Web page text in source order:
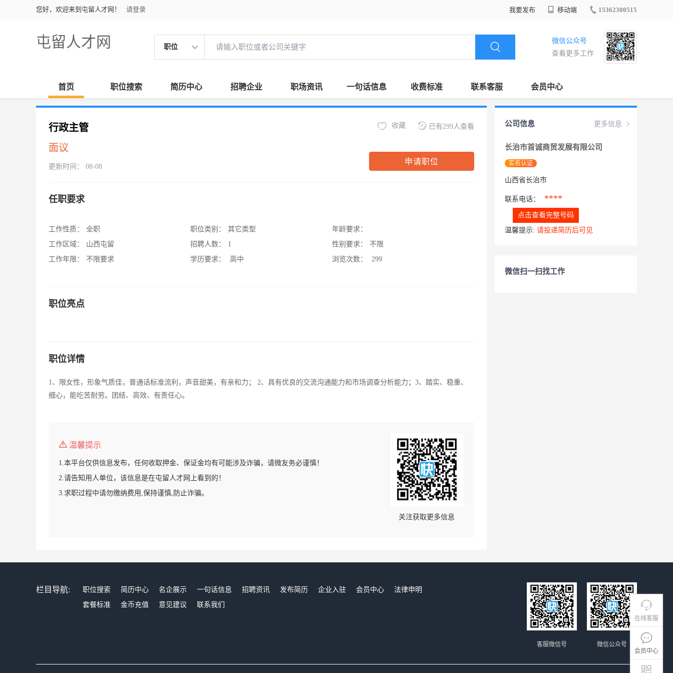
您好，欢迎来到屯留人才网！ 请登录 我要发布 移动端 15362300515
屯留人才网 职位
微信公众号
查看更多工作
首页 职位搜索 简历中心 招聘企业 职场资讯 一句话信息 收费标准 联系客服 会员中心
在线客服
会员中心
行政主管
面议
更新时间： 08-08
已有299人查看
收藏
申请职位
任职要求
工作性质：
全职
工作区域：
山西屯留
工作年限：
不限要求
职位类别：
其它类型
招聘人数：
1
学历要求：
高中
年龄要求：
性别要求：
不限
浏览次数：
299
职位亮点
职位详情
1、限女性，形象气质佳，普通话标准流利，声音甜美，有亲和力； 2、具有优良的交流沟通能力和市场调查分析能力；3、踏实、稳重、
细心，能吃苦耐劳。团结、高效、有责任心。
温馨提示
1.本平台仅供信息发布，任何收取押金、保证金均有可能涉及诈骗，请微友务必谨慎！
2.请告知用人单位，该信息是在屯留人才网上看到的！
3.求职过程中请勿缴纳费用,保持谨慎,防止诈骗。
关注获取更多信息
更多信息
公司信息
长治市首诚商贸发展有限公司
实名认证
山西省长治市
联系电话： ****
点击查看完整号码
温馨提示: 请投递简历后可见
微信扫一扫找工作
栏目导航: 职位搜索 简历中心 名企展示 一句话信息 招聘资讯 发布简历 企业入驻 会员中心
法律申明
套餐标准
金币充值 意见建议 联系我们
微信公众号
客服微信号